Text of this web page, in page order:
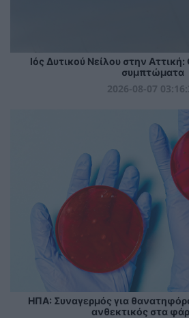
Ιός Δυτικού Νείλου στην Αττική:
συμπτώματα
2026-08-07
ΗΠΑ: Συναγερμός για
ανθεκτικός στα